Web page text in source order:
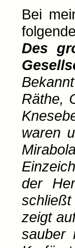
Bei
Des
Räthe,
waren
der
schließt
zeigt
sauber